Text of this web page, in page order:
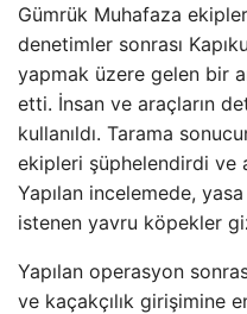
Gümrük Muhafaza
denetimler sonrası
yapmak üzere gelen bir
etti. İnsan ve araçların
kullanıldı. Tarama
ekipleri şüphelendirdi ve
Yapılan incelemede,
istenen yavru köpekler
Yapılan operasyon
ve kaçakçılık girişimine